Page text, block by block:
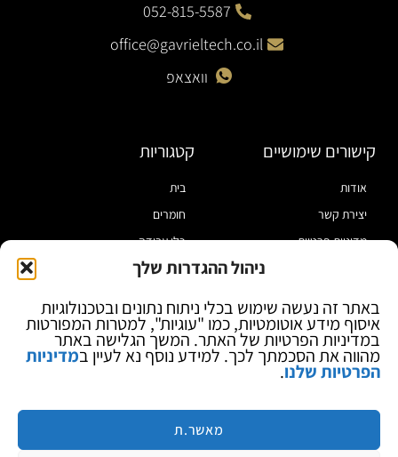
ניהול ההגדרות שלך
באתר זה נעשה שימוש בכלי ניתוח נתונים ובטכנולוגיות
איסוף מידע אוטומטיות, כמו "עוגיות", למטרות המפורטות
במדיניות הפרטיות של האתר. המשך הגלישה באתר
מהווה את הסכמתך לכך. למידע נוסף נא לעיין במדיניות
הפרטיות שלנו.
מאשר.ת
052-815-5587
office@gavrieltech.co.il
וואצאפ
קישורים שימושיים
אודות
יצירת קשר
מדיניות פרטיות
בלוג
קטגוריות
בית
חומרים
כלי עבודה
מוצרי הלחמה
ספקי כח ומודדים
ציוד אופטי להגדלה
מותגים